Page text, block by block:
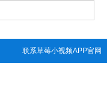
联系草莓小视频APP官网